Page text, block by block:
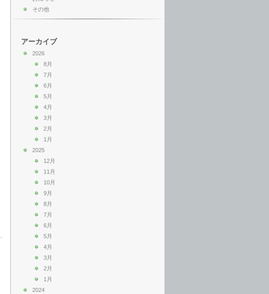
その他
アーカイブ
2026
8月
7月
6月
5月
4月
3月
2月
1月
2025
12月
11月
10月
9月
8月
7月
6月
5月
4月
3月
2月
1月
2024